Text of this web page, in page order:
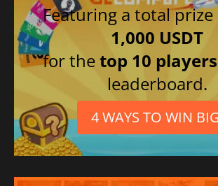
Featuring a total
1,000 USDT
for thetop 10 players
leaderboard.
4 WAYS TO WIN